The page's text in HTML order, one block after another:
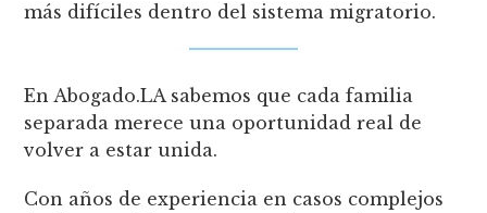
más difíciles dentro del sistema migratorio.
En Abogado.LA sabemos que cada familia
separada merece una oportunidad real de
volver a estar unida.
Con años de experiencia en casos complejos